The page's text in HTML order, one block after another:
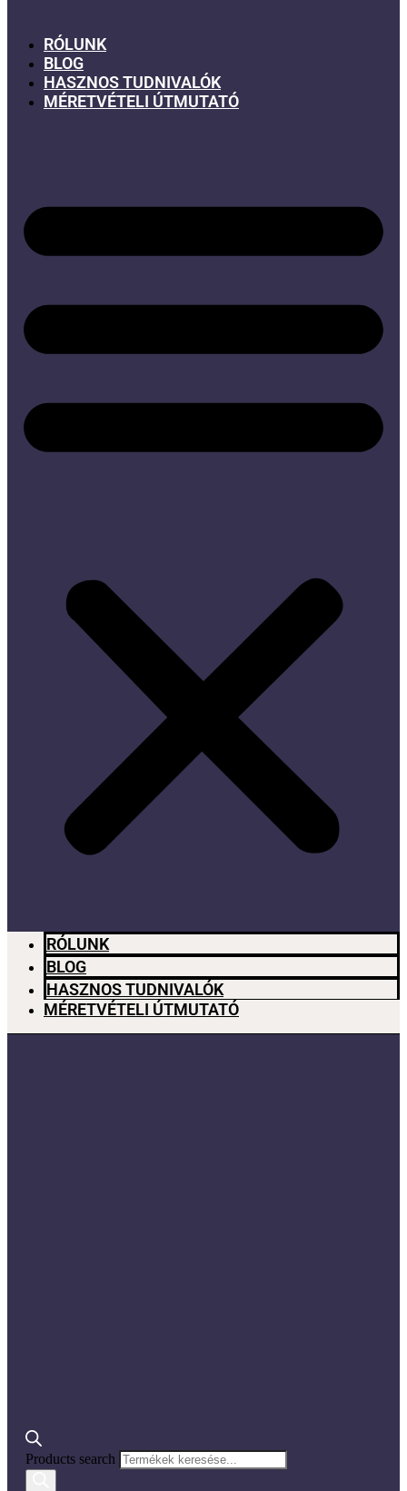
RÓLUNK
BLOG
HASZNOS TUDNIVALÓK
MÉRETVÉTELI ÚTMUTATÓ
RÓLUNK
BLOG
HASZNOS TUDNIVALÓK
MÉRETVÉTELI ÚTMUTATÓ
Products search